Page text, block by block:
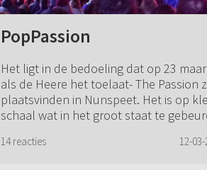
PopPassion
Het ligt in de bedoeling dat op 23
als de Heere het toelaat- The Passion
plaatsvinden in Nunspeet. Het is op
schaal wat in het groot staat te
14 reacties 12-